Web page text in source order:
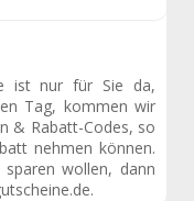
ist nur für Sie da,
Tag, kommen wir
& Rabatt-Codes, so
nehmen können.
wollen, dann